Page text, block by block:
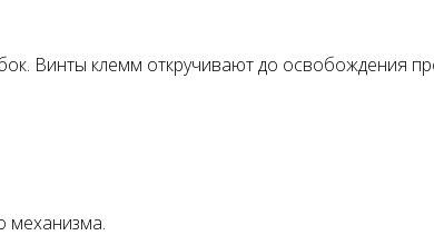
Винты клемм откручивают до освобождения
механизма.